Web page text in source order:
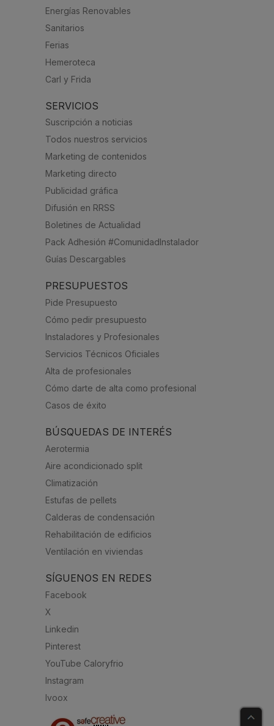
Energías Renovables
Sanitarios
Ferias
Hemeroteca
Carl y Frida
SERVICIOS
Suscripción a noticias
Todos nuestros servicios
Marketing de contenidos
Marketing directo
Publicidad gráfica
Difusión en RRSS
Boletines de Actualidad
Pack Adhesión #ComunidadInstalador
Guías Descargables
PRESUPUESTOS
Pide Presupuesto
Cómo pedir presupuesto
Instaladores y Profesionales
Servicios Técnicos Oficiales
Alta de profesionales
Cómo darte de alta como profesional
Casos de éxito
BÚSQUEDAS DE INTERÉS
Aerotermia
Aire acondicionado split
Climatización
Estufas de pellets
Calderas de condensación
Rehabilitación de edificios
Ventilación en viviendas
SÍGUENOS EN REDES
Facebook
X
Linkedin
Pinterest
YouTube Caloryfrio
Instagram
Ivoox